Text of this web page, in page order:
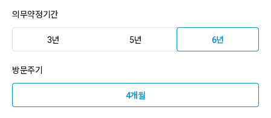
의무약정기간
3년 5년 6년
방문주기
4개월